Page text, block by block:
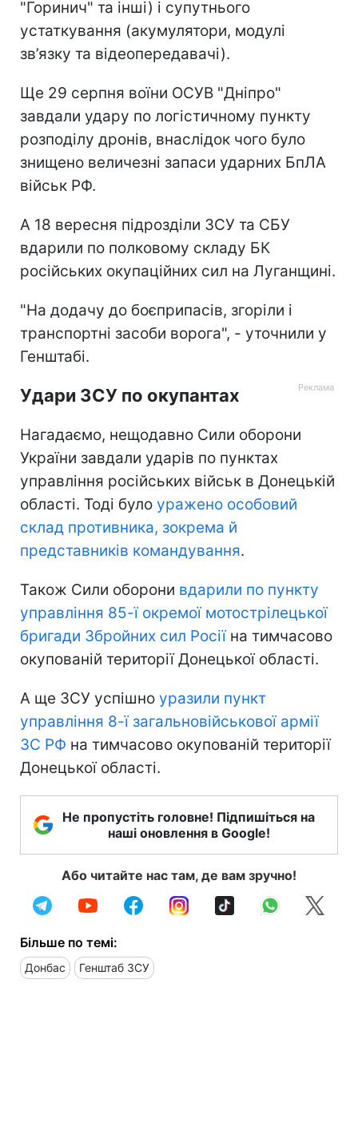
"Горинич" та інші) і супутнього
устаткування (акумулятори, модулі
зв’язку та відеопередавачі).
Ще 29 серпня воїни ОСУВ "Дніпро"
завдали удару по логістичному пункту
розподілу дронів, внаслідок чого було
знищено величезні запаси ударних БпЛА
військ РФ.
А 18 вересня підрозділи ЗСУ та СБУ
вдарили по полковому складу БК
російських окупаційних сил на Луганщині.
"На додачу до боєприпасів, згоріли і
транспортні засоби ворога", - уточнили у
Генштабі.
Удари ЗСУ по окупантах
Нагадаємо, нещодавно Сили оборони
України завдали ударів по пунктах
управління російських військ в Донецькій
області. Тоді було уражено особовий
склад противника, зокрема й
представників командування.
Також Сили оборони вдарили по пункту
управління 85-ї окремої мотострілецької
бригади Збройних сил Росіїна тимчасово
окупованій території Донецької області.
А ще ЗСУ успішно уразили пункт
управління 8-ї загальновійськової армії
ЗС РФ на тимчасово окупованій території
Донецької області.
Не пропустіть головне! Підпишіться на
наші оновлення в Google!
Або читайте нас там, де вам зручно!
Більше по темі:
Донбас Генштаб ЗСУ